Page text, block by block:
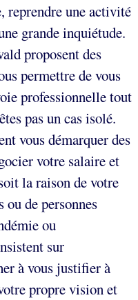
reprendre une activité
grande inquiétude.
proposent des
permettre de vous
professionnelle tout
pas un cas isolé.
vous démarquer des
votre salaire et
la raison de votre
de personnes
ou
sur
à vous justifier à
propre vision et